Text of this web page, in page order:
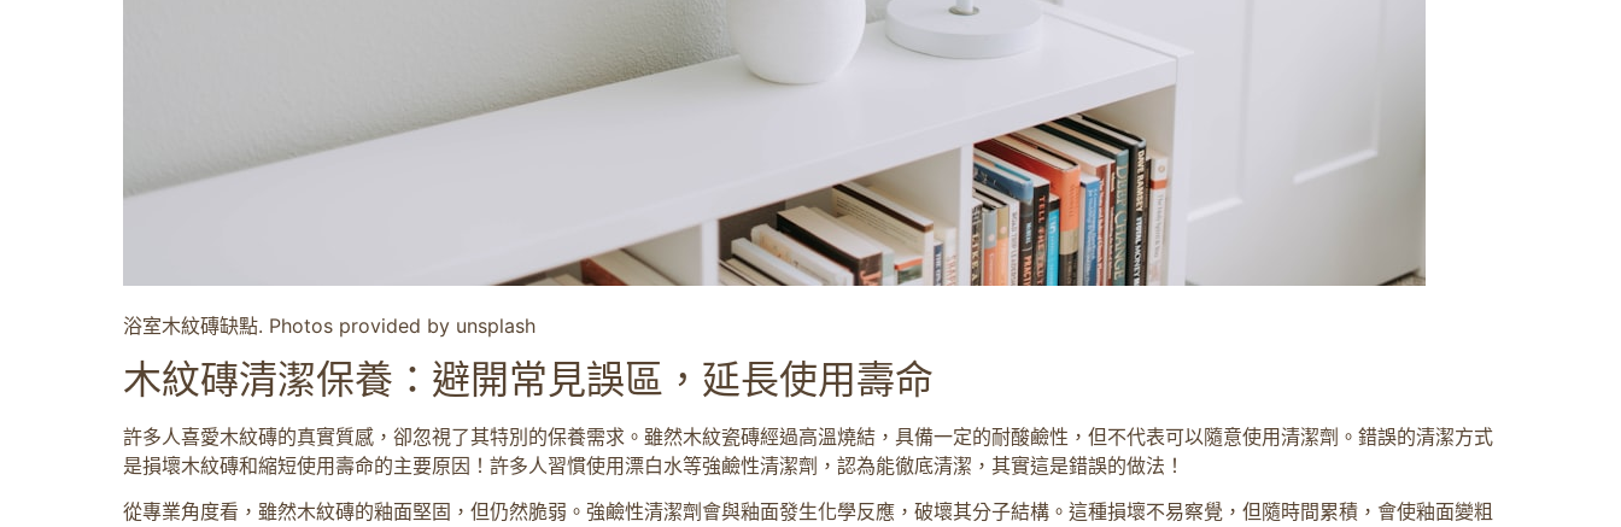
浴室木紋磚缺點. Photos provided by unsplash
木紋磚清潔保養：避開常見誤區，延長使用壽命
許多人喜愛木紋磚的真實質感，卻忽視了其特別的保養需求。雖然木紋瓷磚經過高溫燒結，具備一定的耐酸鹼性，但不代表可以隨意使用清潔劑。錯誤的清潔方式
是損壞木紋磚和縮短使用壽命的主要原因！許多人習慣使用漂白水等強鹼性清潔劑，認為能徹底清潔，其實這是錯誤的做法！
從專業角度看，雖然木紋磚的釉面堅固，但仍然脆弱。強鹼性清潔劑會與釉面發生化學反應，破壞其分子結構。這種損壞不易察覺，但隨時間累積，會使釉面變粗